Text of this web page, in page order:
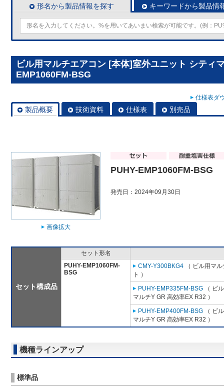
形名から製品情報を探す キーワードから製品情
ビル用マルチエアコン [本体]室外ユニット シティ
EMP1060FM-BSG
仕様表ダ
製品概要 技術資料 仕様表 別売品
画像拡大
PUHY-EMP1060FM-BSG
発売日：2024年09月30日
セット構成品
セット形名
PUHY-EMP1060FM-
BSG
CMY-Y300BKG4 （ ビル用マ
ト ）
PUHY-EMP335FM-BSG （ ビ
マルチY GR 高効率EX R32 ）
PUHY-EMP400FM-BSG （ ビ
マルチY GR 高効率EX R32 ）
機種ラインアップ
標準品